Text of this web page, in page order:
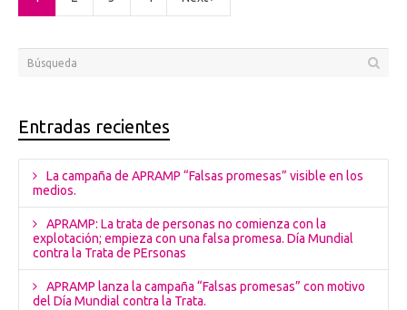
Entradas recientes
La campaña de APRAMP “Falsas promesas” visible en los
medios.
APRAMP: La trata de personas no comienza con la
explotación; empieza con una falsa promesa. Día Mundial
contra la Trata de PErsonas
APRAMP lanza la campaña “Falsas promesas” con motivo
del Día Mundial contra la Trata.